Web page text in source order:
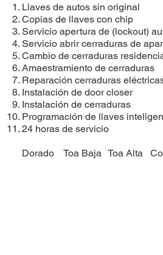
Llaves de autos sin original
Copias de llaves con chip
Servicio apertura de (lockout)
Servicio abrir cerraduras de
Cambio de cerraduras
Amaestramiento de cerraduras
Reparación cerraduras
Instalación de door closer
Instalación de cerraduras
​Programación de llaves
24 horas de servicio
Dorado Toa Baja Toa Alta